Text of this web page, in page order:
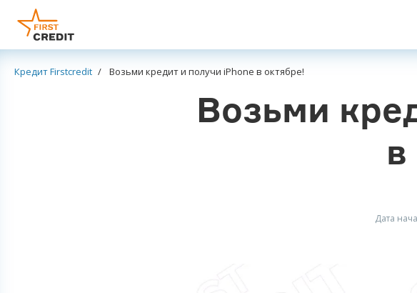
Кредит Firstcredit Возьми кредит и получи iPhone в октябре!
Возьми
в
Дата